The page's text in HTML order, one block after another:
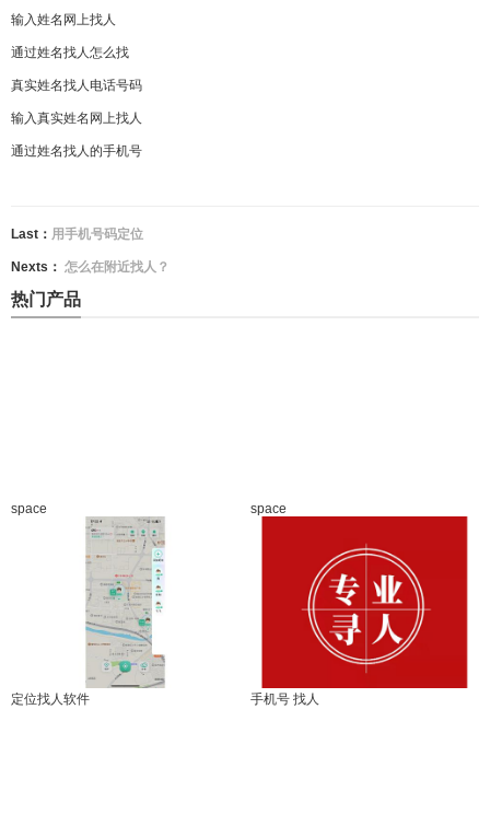
输入姓名网上找人
通过姓名找人怎么找
真实姓名找人电话号码
输入真实姓名网上找人
通过姓名找人的手机号
Last： 用手机号码定位
Nexts： 怎么在附近找人？
热门产品
space
定位找人软件
space
手机号 找人